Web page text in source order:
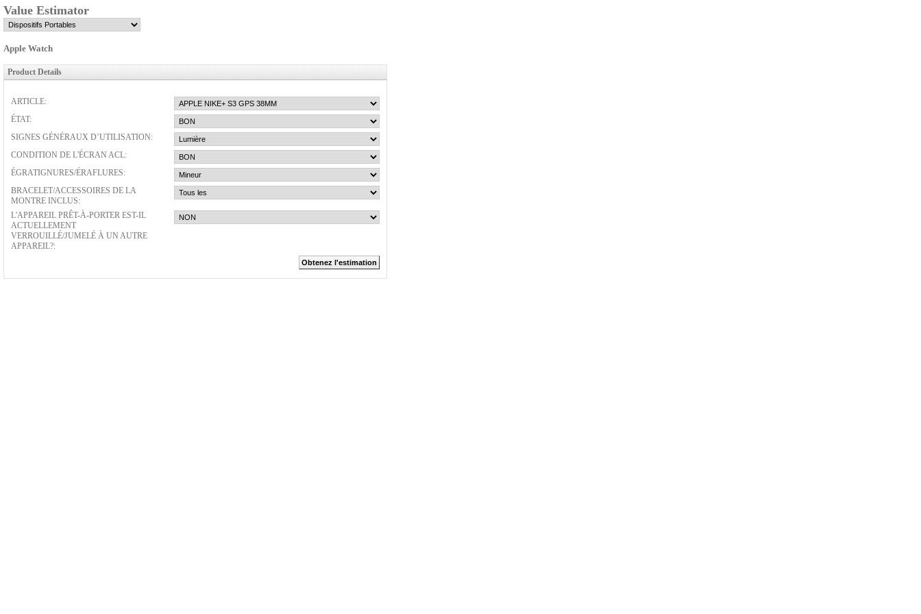
Value Estimator
Apple Watch
Product Details
ARTICLE:
ÉTAT:
SIGNES GÉNÉRAUX D’UTILISATION:
CONDITION DE L'ÉCRAN ACL:
ÉGRATIGNURES/ÉRAFLURES:
BRACELET/ACCESSOIRES DE LA
MONTRE INCLUS:
L'APPAREIL PRÊT-À-PORTER EST-IL
ACTUELLEMENT
VERROUILLÉ/JUMELÉ À UN AUTRE
APPAREIL?: